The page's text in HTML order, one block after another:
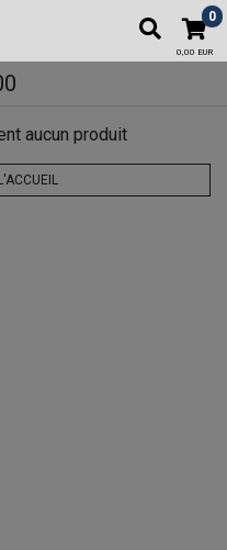
0
0,00 EUR
aucun produit